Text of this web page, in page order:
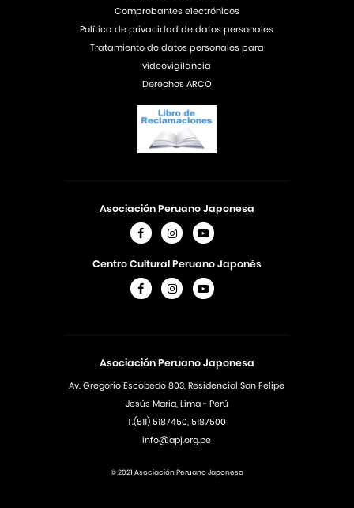
Asociación Peruano Japonesa
Av. Gregorio Escobedo 803, Residencial San Felipe
Jesús Maria, Lima - Perú
T.(511) 5187450, 5187500
info@apj.org.pe
Asociación Peruano Japonesa
Centro Cultural Peruano Japonés
Comprobantes electrónicos
Política de privacidad de datos personales
Tratamiento de datos personales para
videovigilancia
Derechos ARCO
© 2021 Asociación Peruano Japonesa